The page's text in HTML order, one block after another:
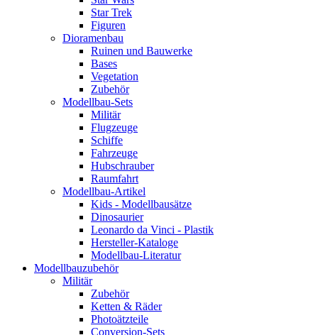
Star Trek
Figuren
Dioramenbau
Ruinen und Bauwerke
Bases
Vegetation
Zubehör
Modellbau-Sets
Militär
Flugzeuge
Schiffe
Fahrzeuge
Hubschrauber
Raumfahrt
Modellbau-Artikel
Kids - Modellbausätze
Dinosaurier
Leonardo da Vinci - Plastik
Hersteller-Kataloge
Modellbau-Literatur
Modellbauzubehör
Militär
Zubehör
Ketten & Räder
Photoätzteile
Conversion-Sets